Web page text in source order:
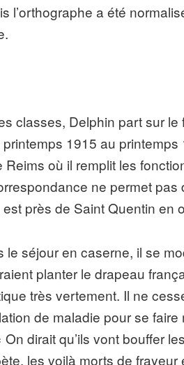
l’orthographe a été
classes, Delphin part sur
1915 au
Reims où il remplit les
ne permet pas
près de Saint Quentin en
le séjour en caserne, il se
planter le drapeau
très vertement. Il ne
de maladie pour se faire
On dirait qu’ils vont bouffer
les voilà morts de